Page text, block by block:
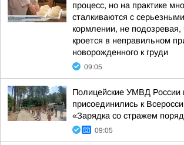
процесс, но на практике
сталкиваются с
кормлении, не подозревая,
кроется в неправильном
новорожденного к груди
09:05
Полицейские УМВД России
присоединились к
«Зарядка со стражем
09:05